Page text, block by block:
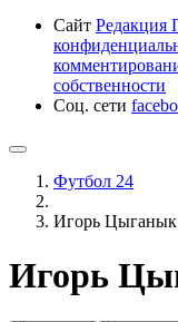
Сайт Редакция
собственности
Соц. сети
Футбол 24
Игорь Цыганык
Игорь